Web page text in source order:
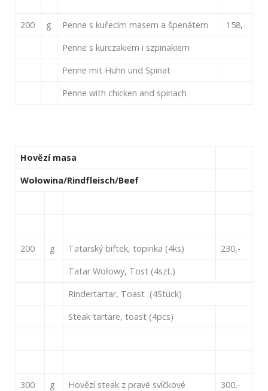
200 g Penne s kuřecím masem a špenátem
158,-
Penne s kurczakiem i szpinakiem
Penne mit Huhn und Spinat
Penne with chicken and spinach
Hovězí masa
Wołowina/Rindfleisch/Beef
200 g Tatarský biftek, topinka (4ks)
230,-
Tatar Wołowy, Tost (4szt.)
Rindertartar, Toast (4Stück)
Steak tartare, toast (4pcs)
300 g Hovězí steak z pravé svíčkové
300,-